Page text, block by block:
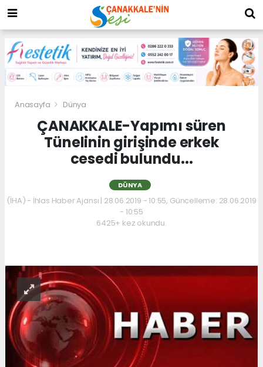
Anasayfa Dünya
ÇANAKKALE-Yapımı süren
Tünelinin girişinde erkek
cesedi bulundu...
DÜNYA
(İHA) - İhlas Haber Ajansı | 28.06.2019 - 10:55, Güncelleme: 28.06.2019
- 10:55
6425+ kez okundu.